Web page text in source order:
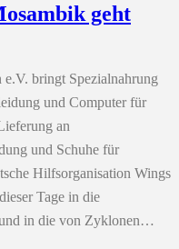
geht
bringt Spezialnahrung
und Computer für
an
und Schuhe für
Hilfsorganisation Wings
Tage in die
in die von Zyklonen…